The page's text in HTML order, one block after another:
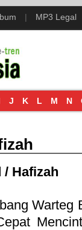
| MP3 Legal
J K L M N
/ Hafizah
Warteg